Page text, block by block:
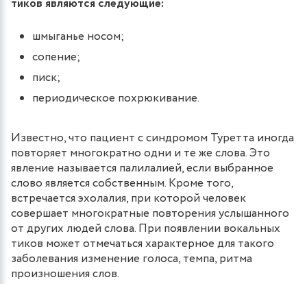
тиков являются следующие:
шмыганье носом;
сопение;
писк;
периодическое похрюкивание.
Известно, что пациент с синдромом Туретта иногда
повторяет многократно одни и те же слова. Это
явление называется палилалией, если выбранное
слово является собственным. Кроме того,
встречается эхолалия, при которой человек
совершает многократные повторения услышанного
от других людей слова. При появлении вокальных
тиков может отмечаться характерное для такого
заболевания изменение голоса, темпа, ритма
произношения слов.